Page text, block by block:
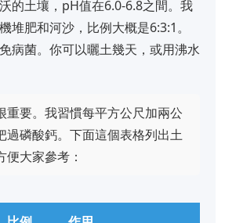
的土壤，pH值在6.0-6.8之間。我
堆肥和河沙，比例大概是6:3:1。
病菌。你可以曬土幾天，或用沸水
重要。我習慣每平方公尺加兩公
過磷酸鈣。下面這個表格列出土
大家參考：